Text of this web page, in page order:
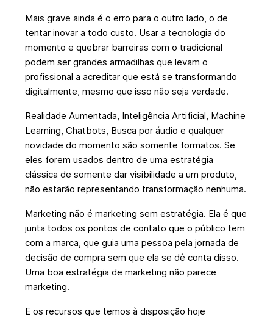
Mais grave ainda é o erro para o outro lado, o de
tentar inovar a todo custo. Usar a tecnologia do
momento e quebrar barreiras com o tradicional
podem ser grandes armadilhas que levam o
profissional a acreditar que está se transformando
digitalmente, mesmo que isso não seja verdade.
Realidade Aumentada, Inteligência Artificial, Machine
Learning, Chatbots, Busca por áudio e qualquer
novidade do momento são somente formatos. Se
eles forem usados dentro de uma estratégia
clássica de somente dar visibilidade a um produto,
não estarão representando transformação nenhuma.
Marketing não é marketing sem estratégia. Ela é que
junta todos os pontos de contato que o público tem
com a marca, que guia uma pessoa pela jornada de
decisão de compra sem que ela se dê conta disso.
Uma boa estratégia de marketing não parece
marketing.
E os recursos que temos à disposição hoje